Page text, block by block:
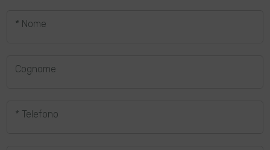
* Nome
Cognome
* Telefono